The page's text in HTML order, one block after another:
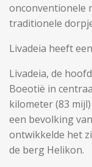
onconventionele
traditionele
Livadeia heeft
Livadeia, de
Boeotië in
kilometer (83
een bevolking
ontwikkelde het
de berg Helikon.